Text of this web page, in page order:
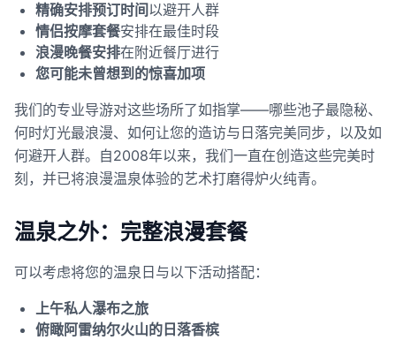
精确安排预订时间以避开人群
情侣按摩套餐安排在最佳时段
浪漫晚餐安排在附近餐厅进行
您可能未曾想到的惊喜加项
我们的专业导游对这些场所了如指掌——哪些池子最隐秘、
何时灯光最浪漫、如何让您的造访与日落完美同步，以及如
何避开人群。自2008年以来，我们一直在创造这些完美时
刻，并已将浪漫温泉体验的艺术打磨得炉火纯青。
温泉之外：完整浪漫套餐
可以考虑将您的温泉日与以下活动搭配：
上午私人瀑布之旅
俯瞰阿雷纳尔火山的日落香槟